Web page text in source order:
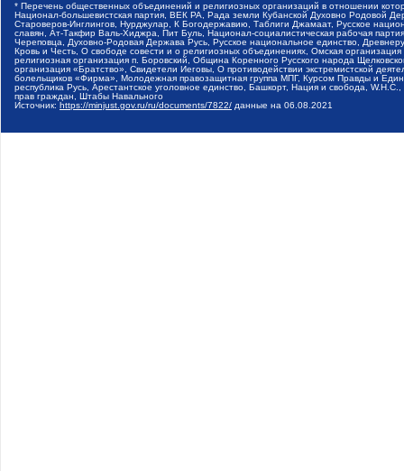
* Перечень общественных объединений и религиозных организаций в отношении
Национал-большевистская партия, ВЕК РА, Рада земли Кубанской Духовно Родовой
Староверов-Инглингов, Нурджулар, К Богодержавию, Таблиги Джамаат, Русское
славян, Ат-Такфир Валь-Хиджра, Пит Буль, Национал-социалистическая рабочая
Череповца, Духовно-Родовая Держава Русь, Русское национальное единство,
Кровь и Честь, О свободе совести и о религиозных объединениях, Омская
религиозная организация п. Боровский, Община Коренного Русского народа
организация «Братство», Свидетели Иеговы, О противодействии экстремистской
болельщиков «Фирма», Молодежная правозащитная группа МПГ, Курсом Правды и
республика Русь, Арестантское уголовное единство, Башкорт, Нация и свобода,
прав граждан, Штабы Навального
Источник: https://minjust.gov.ru/ru/documents/7822/ данные на 06.08.2021